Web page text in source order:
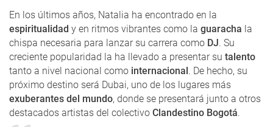
En los últimos años, Natalia ha encontrado en la
espiritualidad y en ritmos vibrantes como la guaracha la
chispa necesaria para lanzar su carrera como DJ. Su
creciente popularidad la ha llevado a presentar su talento
tanto a nivel nacional como internacional. De hecho, su
próximo destino será Dubai, uno de los lugares más
exuberantes del mundo, donde se presentará junto a otros
destacados artistas del colectivo Clandestino Bogotá.